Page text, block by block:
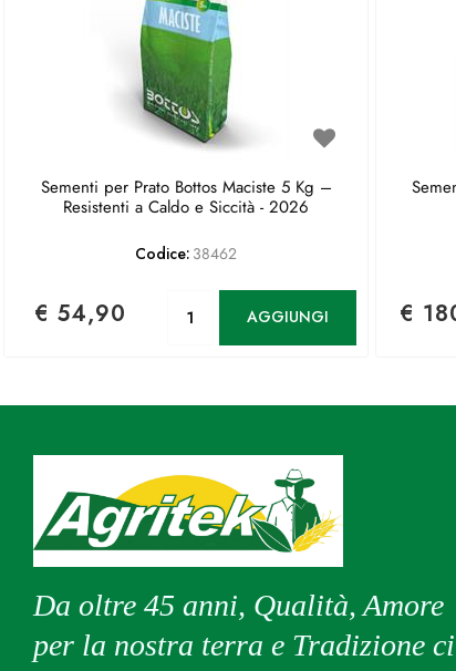
Sementi per Prato Bottos Maciste 5 Kg –
Resistenti a Caldo e Siccità - 2026
Codice: 38462
€ 54,90 AGGIUNGI €
Da oltre 45 anni, Qualità, Amore
per la nostra terra e Tradizione ci